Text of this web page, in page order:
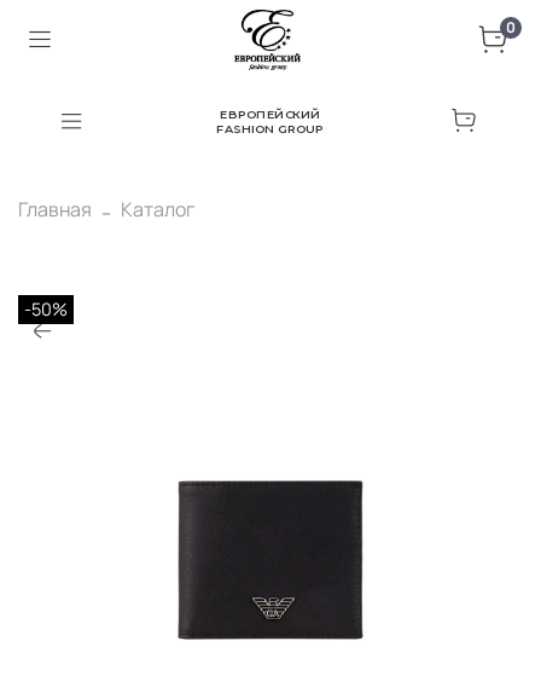
0
ЕВРОПЕЙСКИЙ
FASHION GROUP
Главная Каталог
-50%